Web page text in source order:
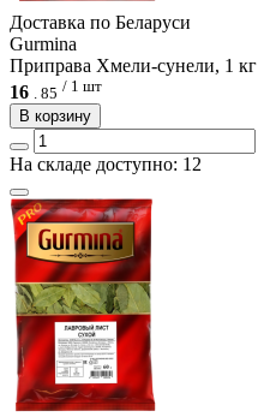
Доcтавка по Беларуси
Gurmina
Приправа Хмели-сунели, 1 кг
16 . 85 / 1 шт
В корзину
На складе доступно: 12